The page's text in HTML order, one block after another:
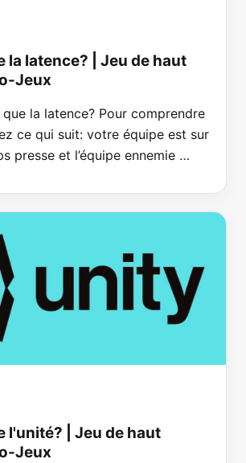
la latence? | Jeu de haut
Jeux
la latence? Pour comprendre
ce qui suit: votre équipe est sur
presse et l’équipe ennemie …
l'unité? | Jeu de haut
Jeux